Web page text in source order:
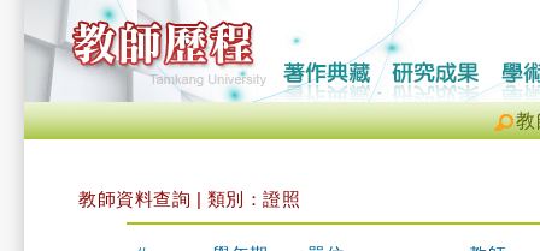
教
教師資料查詢 | 類別：證照